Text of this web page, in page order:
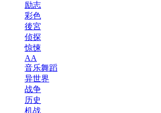
励志
彩色
後宮
侦探
惊悚
AA
音乐舞蹈
异世界
战争
历史
机战